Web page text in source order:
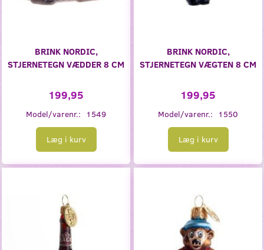
BRINK NORDIC,
STJERNETEGN VÆDDER 8 CM
199,95
Model/varenr.: 1549
Læg i kurv
BRINK NORDIC,
STJERNETEGN VÆGTEN 8 CM
199,95
Model/varenr.: 1550
Læg i kurv